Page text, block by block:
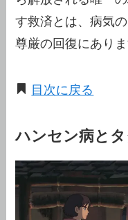
す救済とは、病気
尊厳の回復にありま
目次に戻る
ハンセン病と